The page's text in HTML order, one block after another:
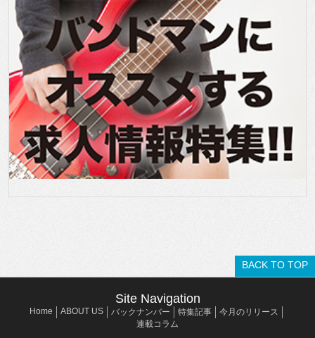
BACK TO TOP
Site Navigation
Home ABOUT US バックナンバー 特集記事
今月のリリース
連載コラム